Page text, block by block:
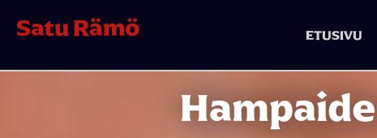
Satu Rämö ETUSIVU